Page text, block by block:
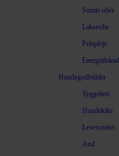
Sunde olier
Lakseolie
Pelspleje
Energitilskud
Hundegodbidder
Tyggeben
Hundekiks
Leversnitter
And